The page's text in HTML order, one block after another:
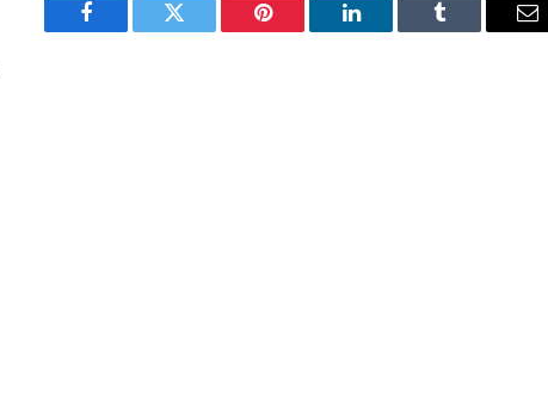
Facebook Twitter Pinterest LinkedIn Tumblr
E-